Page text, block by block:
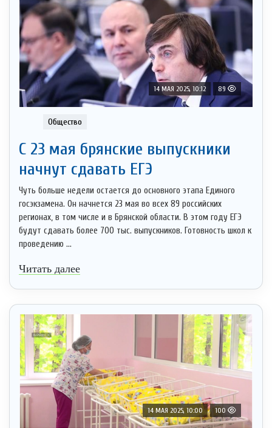
14 МАЯ 2025, 10:12 89
Общество
С 23 мая брянские выпускники
начнут сдавать ЕГЭ
Чуть больше недели остается до основного этапа Единого
госэкзамена. Он начнется 23 мая во всех 89 российских
регионах, в том числе и в Брянской области. В этом году ЕГЭ
будут сдавать более 700 тыс. выпускников. Готовность школ к
проведению ...
Читать далее
14 МАЯ 2025, 10:00 100